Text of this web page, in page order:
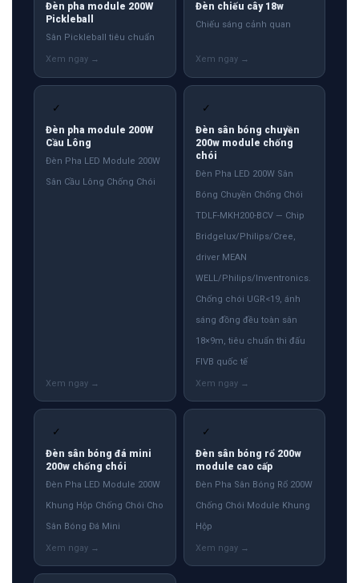
Đèn pha module 200W
Pickleball
Sân Pickleball tiêu chuẩn
Đèn chiếu cây 18w
Chiếu sáng cảnh quan
✓
Đèn pha module 200W
Cầu Lông
Đèn Pha LED Module 200W
Sân Cầu Lông Chống Chói
✓
Đèn sân bóng chuyền
200w module chống
chói
Đèn Pha LED 200W Sân
Bóng Chuyền Chống Chói
TDLF-MKH200-BCV — Chip
Bridgelux/Philips/Cree,
driver MEAN
WELL/Philips/Inventronics.
Chống chói UGR<19, ánh
sáng đồng đều toàn sân
18×9m, tiêu chuẩn thi đấu
FIVB quốc tế
✓
Đèn sân bóng đá mini
200w chống chói
Đèn Pha LED Module 200W
Khung Hộp Chống Chói Cho
Sân Bóng Đá Mini
✓
Đèn sân bóng rổ 200w
module cao cấp
Đèn Pha Sân Bóng Rổ 200W
Chống Chói Module Khung
Hộp